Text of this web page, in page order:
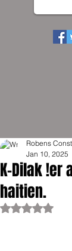
K-Dilak !er
haitien.
Robens
Jan 10, 2025
Rated NaN